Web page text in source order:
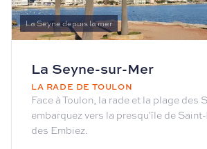
La Seyne depuis la mer
La Seyne-sur-Mer
LA RADE DE TOULON
Face à Toulon, la rade et la plage des
embarquez vers la presqu'île de
des Embiez.